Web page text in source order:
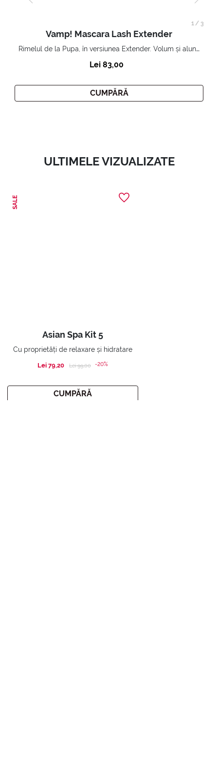
Vamp! Mascara Lash Extender
Rimelul de la Pupa, în versiunea Extender. Volum și alungire 3D. Gene amplificate și ridicate la infinit.
Lei 83,00
CUMPĂRĂ
1/ 3
ULTIMELE VIZUALIZATE
SALE
Asian Spa Kit 5
Cu proprietăți de relaxare și hidratare
Lei 79,20 Price reduced from
Lei 99,00to-20%
CUMPĂRĂ